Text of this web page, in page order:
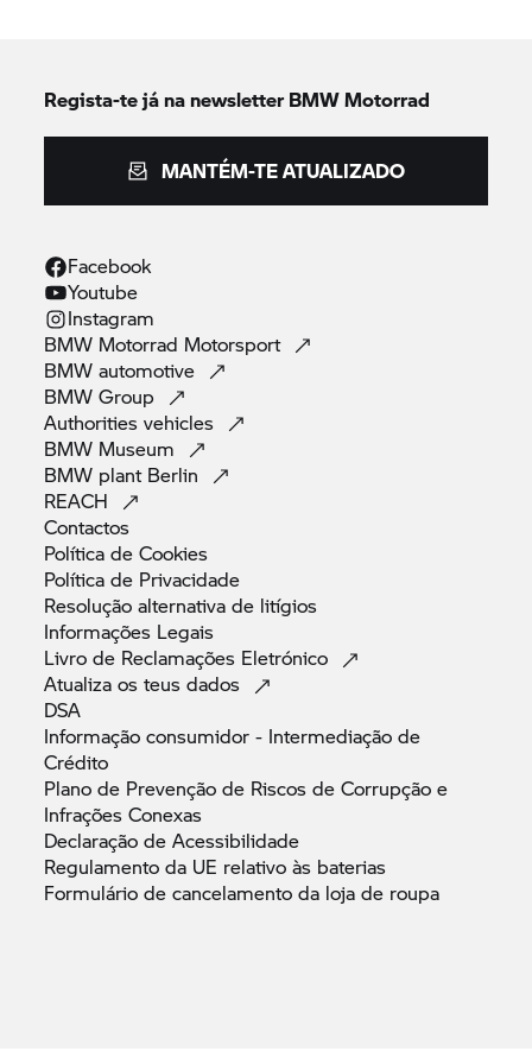
Regista-te já na newsletterBMW Motorrad
MANTÉM-TE ATUALIZADO
Facebook
Youtube
Instagram
BMW Motorrad Motorsport
BMWautomotive
BMWGroup
Authoritiesvehicles
BMW Museum
BMW plant Berlin
REACH
Contactos
Política deCookies
Política de Privacidade
Resolução alternativa de litígios
Informações Legais
Livro de Reclamações Eletrónico
Atualiza os teusdados
DSA
Informação consumidor - Intermediação de
Crédito
Plano de Prevenção de Riscos de Corrupção e
InfraçõesConexas
Declaração deAcessibilidade
Regulamento da UE relativo às baterias
Formulário de cancelamento da loja de roupa